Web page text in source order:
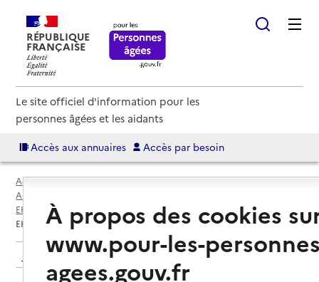
RÉPUBLIQUE
FRANÇAISE
Le site officiel d'information pour les
personnes âgées et les aidants
Accès aux annuaires Accès par besoin
Accueil
Espace annuaire
Annuaire EHPAD et maisons de retraite
EHPAD par département
Somme (80)
EHPAD Château de Montières
Retour aux résultats de l'annuaire
À propos des cookies
www.pour-les-
agees.gouv.fr